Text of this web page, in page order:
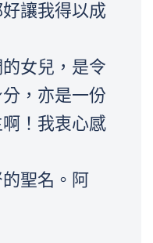
讓我得以成
女兒，是令
，亦是一份
！我衷心感
聖名。阿